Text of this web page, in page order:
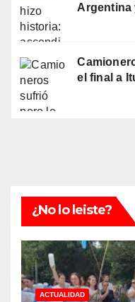
Argentina
el final a
¿No lo leiste?
ACTUALIDAD